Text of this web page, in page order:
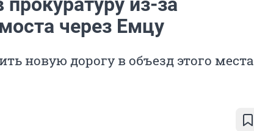
через Емцу
новую дорогу в объезд этого места